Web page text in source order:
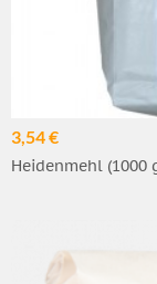
3,54 €
Heidenmehl (1000